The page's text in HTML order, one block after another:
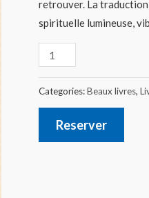
retrouver. La
spirituelle lumineuse,
Categories:Beaux livres,
Reserver